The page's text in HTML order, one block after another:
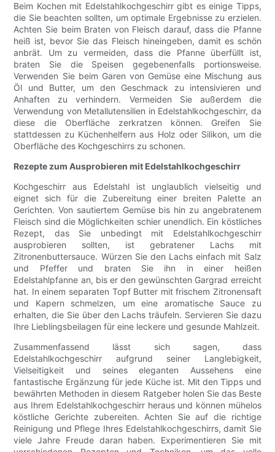
Beim Kochen mit Edelstahlkochgeschirr gibt es einige Tipps,
die Sie beachten sollten, um optimale Ergebnisse zu erzielen.
Achten Sie beim Braten von Fleisch darauf, dass die Pfanne
heiß ist, bevor Sie das Fleisch hineingeben, damit es schön
anbrät. Um zu vermeiden, dass die Pfanne überfüllt ist,
braten Sie die Speisen gegebenenfalls portionsweise.
Verwenden Sie beim Garen von Gemüse eine Mischung aus
Öl und Butter, um den Geschmack zu intensivieren und
Anhaften zu verhindern. Vermeiden Sie außerdem die
Verwendung von Metallutensilien in Edelstahlkochgeschirr, da
diese die Oberfläche zerkratzen können. Greifen Sie
stattdessen zu Küchenhelfern aus Holz oder Silikon, um die
Oberfläche des Kochgeschirrs zu schonen.
Rezepte zum Ausprobieren mit Edelstahlkochgeschirr
Kochgeschirr aus Edelstahl ist unglaublich vielseitig und
eignet sich für die Zubereitung einer breiten Palette an
Gerichten. Von sautiertem Gemüse bis hin zu angebratenem
Fleisch sind die Möglichkeiten schier unendlich. Ein köstliches
Rezept, das Sie unbedingt mit Edelstahlkochgeschirr
ausprobieren sollten, ist gebratener Lachs mit
Zitronenbuttersauce. Würzen Sie den Lachs einfach mit Salz
und Pfeffer und braten Sie ihn in einer heißen
Edelstahlpfanne an, bis er den gewünschten Gargrad erreicht
hat. In einem separaten Topf Butter mit frischem Zitronensaft
und Kapern schmelzen, um eine aromatische Sauce zu
erhalten, die Sie über den Lachs träufeln. Servieren Sie dazu
Ihre Lieblingsbeilagen für eine leckere und gesunde Mahlzeit.
Zusammenfassend lässt sich sagen, dass
Edelstahlkochgeschirr aufgrund seiner Langlebigkeit,
Vielseitigkeit und seines eleganten Aussehens eine
fantastische Ergänzung für jede Küche ist. Mit den Tipps und
bewährten Methoden in diesem Ratgeber holen Sie das Beste
aus Ihrem Edelstahlkochgeschirr heraus und können mühelos
köstliche Gerichte zubereiten. Achten Sie auf die richtige
Reinigung und Pflege Ihres Edelstahlkochgeschirrs, damit Sie
viele Jahre Freude daran haben. Experimentieren Sie mit